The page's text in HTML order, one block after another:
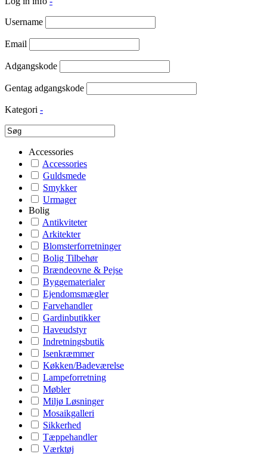
Username
Email
Adgangskode
Gentag adgangskode
Kategori -
Accessories
Accessories
Guldsmede
Smykker
Urmager
Bolig
Antikviteter
Arkitekter
Blomsterforretninger
Bolig Tilbehør
Brændeovne & Pejse
Byggematerialer
Ejendomsmægler
Farvehandler
Gardinbutikker
Haveudstyr
Indretningsbutik
Isenkræmmer
Køkken/Badeværelse
Lampeforretning
Møbler
Miljø Løsninger
Mosaikgalleri
Sikkerhed
Tæppehandler
Værktøj